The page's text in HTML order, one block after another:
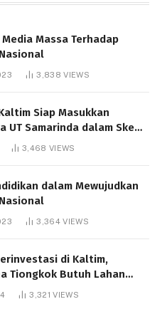
Massa Terhadap
3,838VIEWS
Siap Masukkan
UT Samarinda dalam Skema
Gratispol
3,468 VIEWS
dalam Mewujudkan
3,364VIEWS
di Kaltim,
Tiongkok Butuh Lahan
3,321VIEWS